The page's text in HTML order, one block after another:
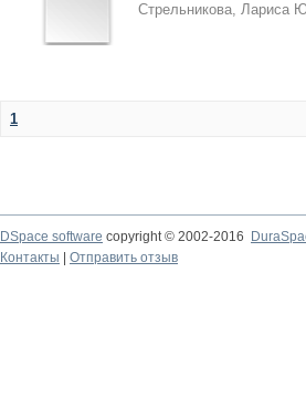
Стрельникова, Лариса
1
DSpace software copyright © 2002-2016
Контакты
Отправить отзыв